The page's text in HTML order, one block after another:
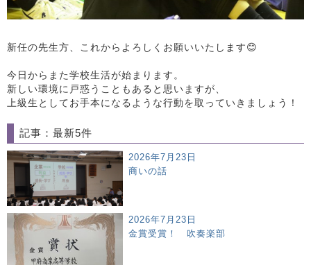
新任の先生方、これからよろしくお願いいたします😊
今日からまた学校生活が始まります。
新しい環境に戸惑うこともあると思いますが、
上級生としてお手本になるような行動を取っていきましょう！
記事：最新5件
2026年7月23日
商いの話
2026年7月23日
金賞受賞！ 吹奏楽部